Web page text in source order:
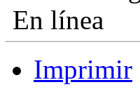
En línea
Imprimir